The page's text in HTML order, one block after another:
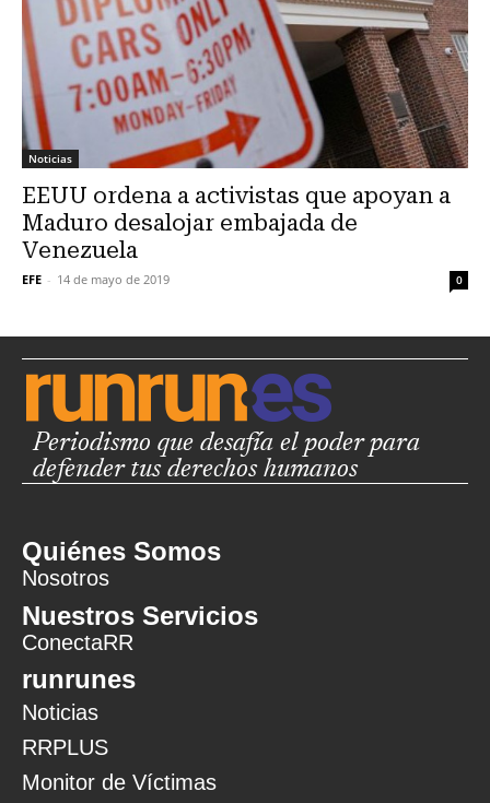
Noticias
EEUU ordena a activistas que apoyan a
Maduro desalojar embajada de
Venezuela
EFE - 14 de mayo de 2019 0
Periodismo que desafía el poder para
defender tus derechos humanos
Quiénes Somos
Nosotros
Nuestros Servicios
ConectaRR
runrunes
Noticias
RRPLUS
Monitor de Víctimas